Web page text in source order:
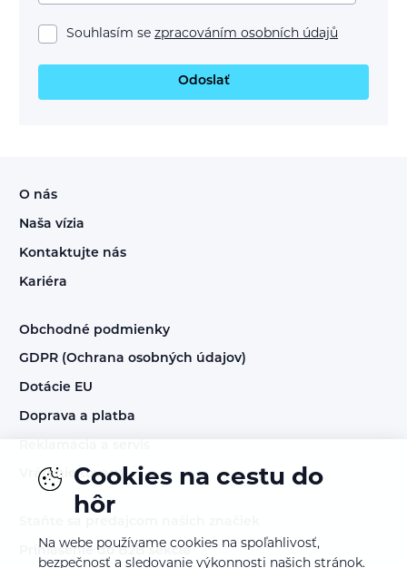
Souhlasím se zpracováním osobních údajů
Odoslať
O nás
Naša vízia
Kontaktujte nás
Kariéra
Obchodné podmienky
GDPR (Ochrana osobných údajov)
Dotácie EU
Doprava a platba
Vrátenie tovaru
Prihlásenie do B2B sekcie
Cookies na cestu do
hôr
Na webe používame cookies na spoľahlivosť,
bezpečnosť a sledovanie výkonnosti našich stránok.